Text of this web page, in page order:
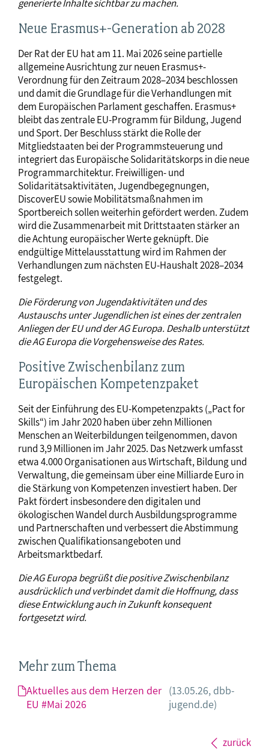
generierte Inhalte sichtbar zu machen.
Neue Erasmus+-Generation ab 2028
Der Rat der EU hat am 11. Mai 2026 seine partielle
allgemeine Ausrichtung zur neuen Erasmus+-
Verordnung für den Zeitraum 2028–2034 beschlossen
und damit die Grundlage für die Verhandlungen mit
dem Europäischen Parlament geschaffen. Erasmus+
bleibt das zentrale EU-Programm für Bildung, Jugend
und Sport. Der Beschluss stärkt die Rolle der
Mitgliedstaaten bei der Programmsteuerung und
integriert das Europäische Solidaritätskorps in die neue
Programmarchitektur. Freiwilligen- und
Solidaritätsaktivitäten, Jugendbegegnungen,
DiscoverEU sowie Mobilitätsmaßnahmen im
Sportbereich sollen weiterhin gefördert werden. Zudem
wird die Zusammenarbeit mit Drittstaaten stärker an
die Achtung europäischer Werte geknüpft. Die
endgültige Mittelausstattung wird im Rahmen der
Verhandlungen zum nächsten EU-Haushalt 2028–2034
festgelegt.
Die Förderung von Jugendaktivitäten und des
Austauschs unter Jugendlichen ist eines der zentralen
Anliegen der EU und der AG Europa. Deshalb unterstützt
die AG Europa die Vorgehensweise des Rates.
Positive Zwischenbilanz zum
Europäischen Kompetenzpaket
Seit der Einführung des EU-Kompetenzpakts („Pact for
Skills“) im Jahr 2020 haben über zehn Millionen
Menschen an Weiterbildungen teilgenommen, davon
rund 3,9 Millionen im Jahr 2025. Das Netzwerk umfasst
etwa 4.000 Organisationen aus Wirtschaft, Bildung und
Verwaltung, die gemeinsam über eine Milliarde Euro in
die Stärkung von Kompetenzen investiert haben. Der
Pakt fördert insbesondere den digitalen und
ökologischen Wandel durch Ausbildungsprogramme
und Partnerschaften und verbessert die Abstimmung
zwischen Qualifikationsangeboten und
Arbeitsmarktbedarf.
Die AG Europa begrüßt die positive Zwischenbilanz
ausdrücklich und verbindet damit die Hoffnung, dass
diese Entwicklung auch in Zukunft konsequent
fortgesetzt wird.
Mehr zum Thema
Aktuelles aus dem Herzen der
EU #Mai 2026
(13.05.26, dbb-
jugend.de)
zurück